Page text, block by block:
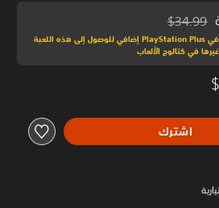
مخصوم من السعر الأصلي البالغ $34.99‏
$34.99
اشترك في PlayStation Plus إضافي للوصول إلى هذه اللعبة
في كتالوج الألعاب
اشترك